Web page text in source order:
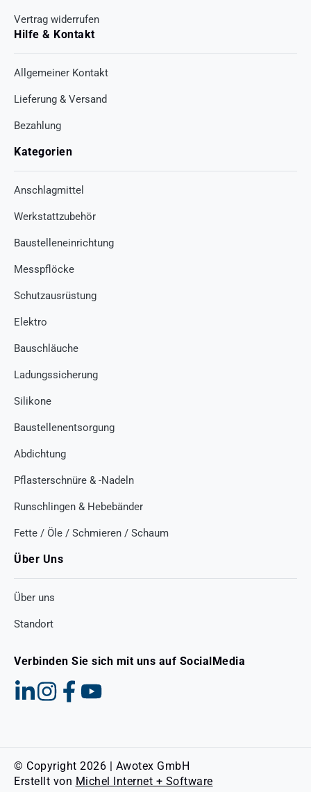
Vertrag widerrufen
Hilfe & Kontakt
Allgemeiner Kontakt
Lieferung & Versand
Bezahlung
Kategorien
Anschlagmittel
Werkstattzubehör
Baustelleneinrichtung
Messpflöcke
Schutzausrüstung
Elektro
Bauschläuche
Ladungssicherung
Silikone
Baustellenentsorgung
Abdichtung
Pflasterschnüre & -Nadeln
Runschlingen & Hebebänder
Fette / Öle / Schmieren / Schaum
Über Uns
Über uns
Standort
Verbinden Sie sich mit uns auf SocialMedia
© Copyright 2026 | Awotex GmbH
Erstellt von Michel Internet + Software